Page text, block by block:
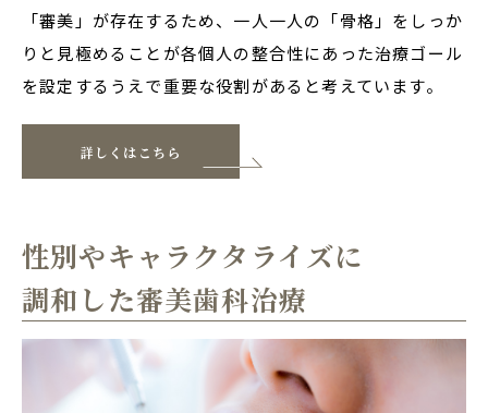
「審美」が存在するため、一人一人の「骨格」をしっか
りと見極めることが各個人の整合性にあった治療ゴール
を設定するうえで重要な役割があると考えています。
詳しくはこちら
性別やキャラクタライズに
調和した審美歯科治療